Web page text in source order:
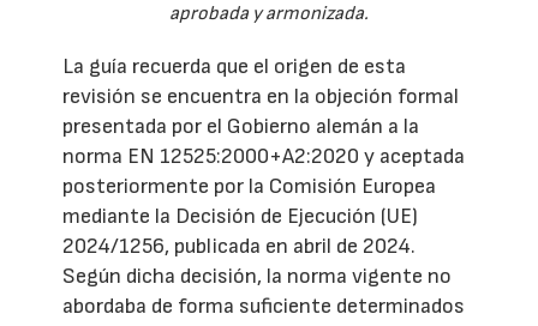
aprobada y armonizada.
La guía recuerda que el origen de esta
revisión se encuentra en la objeción formal
presentada por el Gobierno alemán a la
norma EN 12525:2000+A2:2020 y aceptada
posteriormente por la Comisión Europea
mediante la Decisión de Ejecución (UE)
2024/1256, publicada en abril de 2024.
Según dicha decisión, la norma vigente no
abordaba de forma suficiente determinados